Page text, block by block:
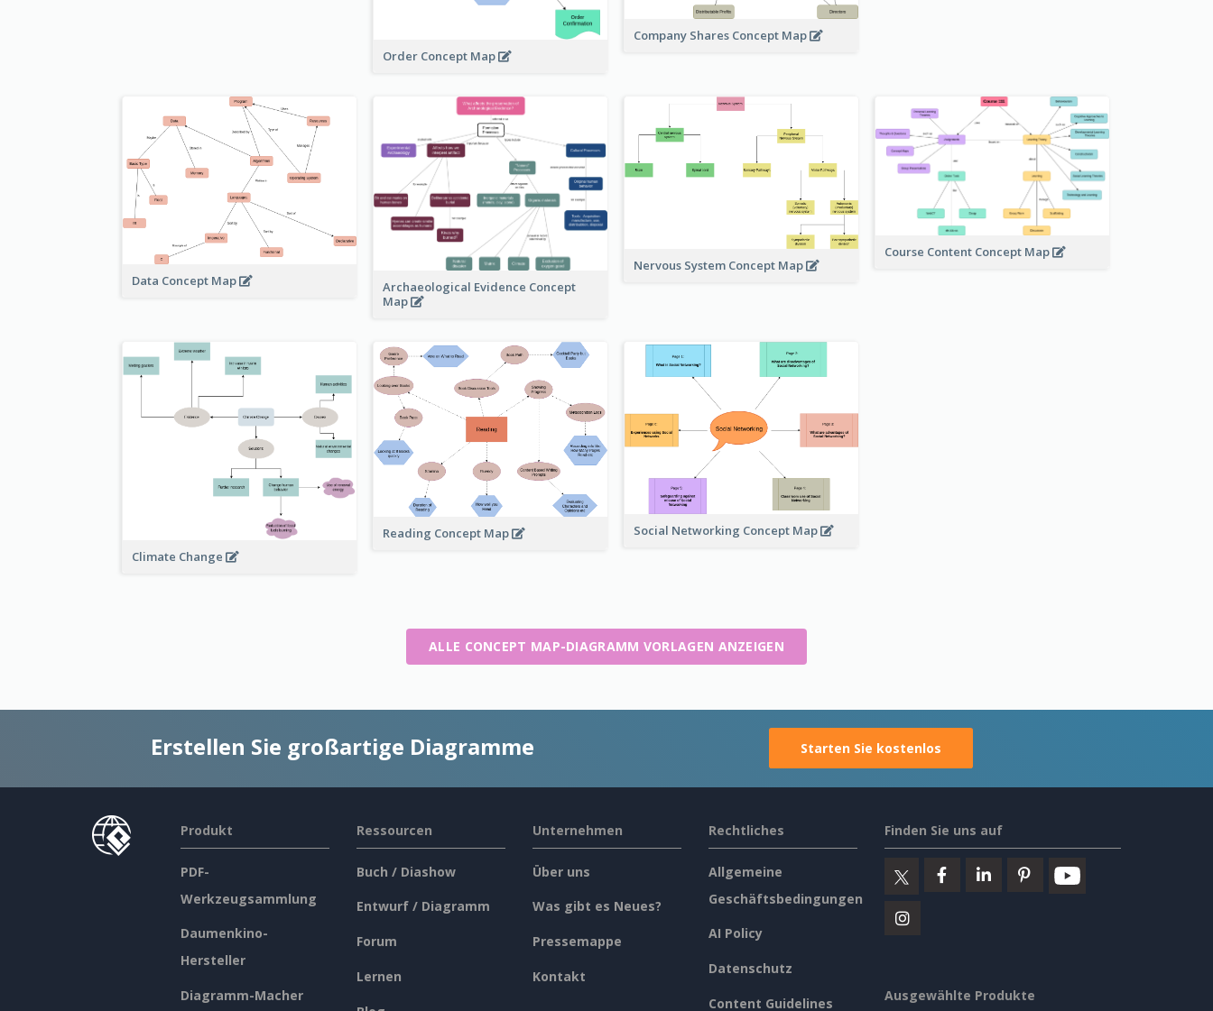
Order Concept Map
Company Shares Concept Map
Data Concept Map
Archaeological Evidence Concept
Map
Nervous System Concept Map
Course Content Concept Map
Climate Change
Reading Concept Map Social Networking Concept Map
ALLE CONCEPT MAP-DIAGRAMM VORLAGEN ANZEIGEN
Erstellen Sie großartige Diagramme Starten Sie kostenlos
Produkt
PDF-
Werkzeugsammlung
Daumenkino-
Hersteller
Diagramm-Macher
Ressourcen
Buch / Diashow
Entwurf / Diagramm
Forum
Lernen
Unternehmen
Über uns
Was gibt es Neues?
Pressemappe
Kontakt
Rechtliches
Allgemeine
Geschäftsbedingungen
AI Policy
Datenschutz
Content Guidelines
Finden Sie uns auf
Ausgewählte Produkte